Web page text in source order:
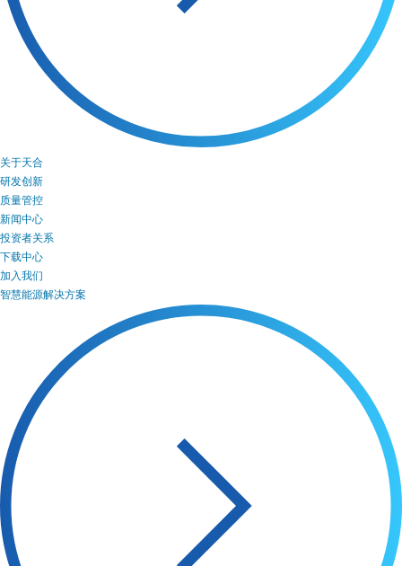
关于天合
研发创新
质量管控
新闻中心
投资者关系
下载中心
加入我们
智慧能源解决方案